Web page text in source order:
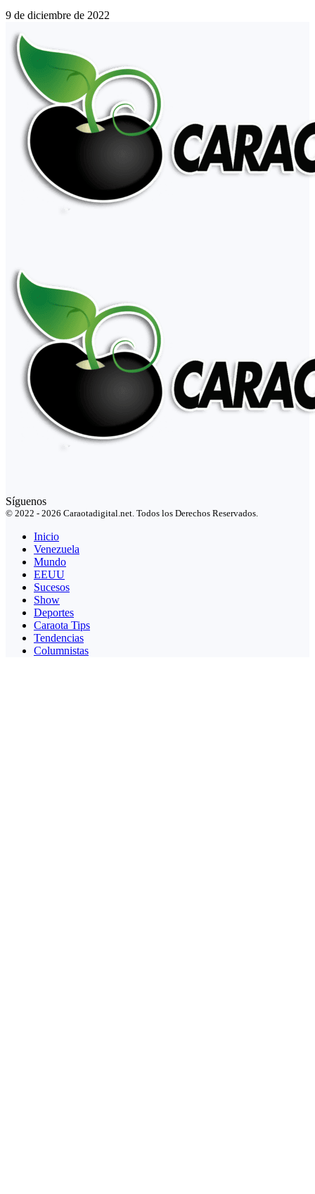
9 de diciembre de 2022
Síguenos
© 2022 - 2026 Caraotadigital.net. Todos los Derechos Reservados.
Inicio
Venezuela
Mundo
EEUU
Sucesos
Show
Deportes
Caraota Tips
Tendencias
Columnistas